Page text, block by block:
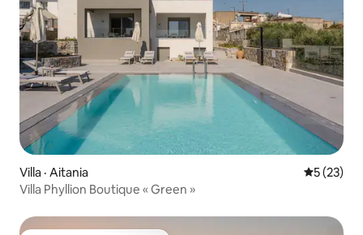
Villa · Aitania Note
5 (23)
Villa Phyllion Boutique « Green »